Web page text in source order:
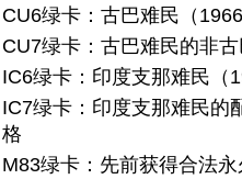
CU6绿卡： 古巴难民（
CU7绿卡： 古巴难民的非
IC6绿卡： 印度支那难民（
IC7绿卡： 印度支那难民的
格
M83绿卡： 先前获得合法